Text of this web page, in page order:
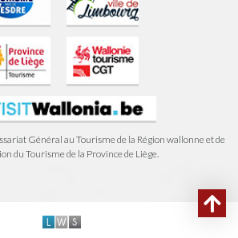
Général au Tourisme de la Région wallonne et de
du Tourisme de la Province de Liège.